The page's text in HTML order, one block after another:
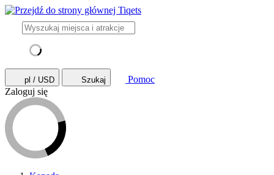
pl / USD Szukaj
Pomoc
Zaloguj się